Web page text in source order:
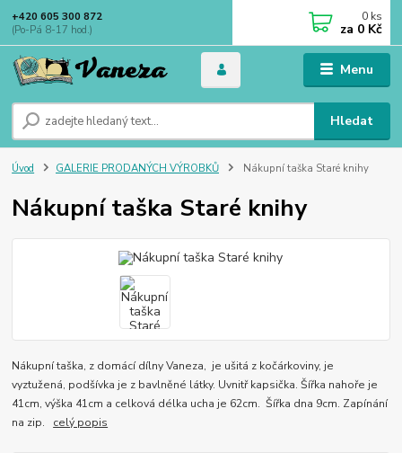
Menu
Hledat
+420 605 300 872
(Po-Pá 8-17 hod.)
0 ks
za 0 Kč
Úvod GALERIE PRODANÝCH VÝROBKŮ Nákupní taška Staré knihy
Nákupní taška Staré knihy
Nákupní taška, z domácí dílny Vaneza, je ušitá z kočárkoviny, je
vyztužená, podšívka je z bavlněné látky. Uvnitř kapsička. Šířka nahoře je
41cm, výška 41cm a celková délka ucha je 62cm. Šířka dna 9cm. Zapínání
na zip. celý popis